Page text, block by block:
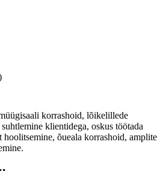
korrashoid, lõikelillede
klientidega, oskus töötada
hoolitsemine, õueala korrashoid, amplite